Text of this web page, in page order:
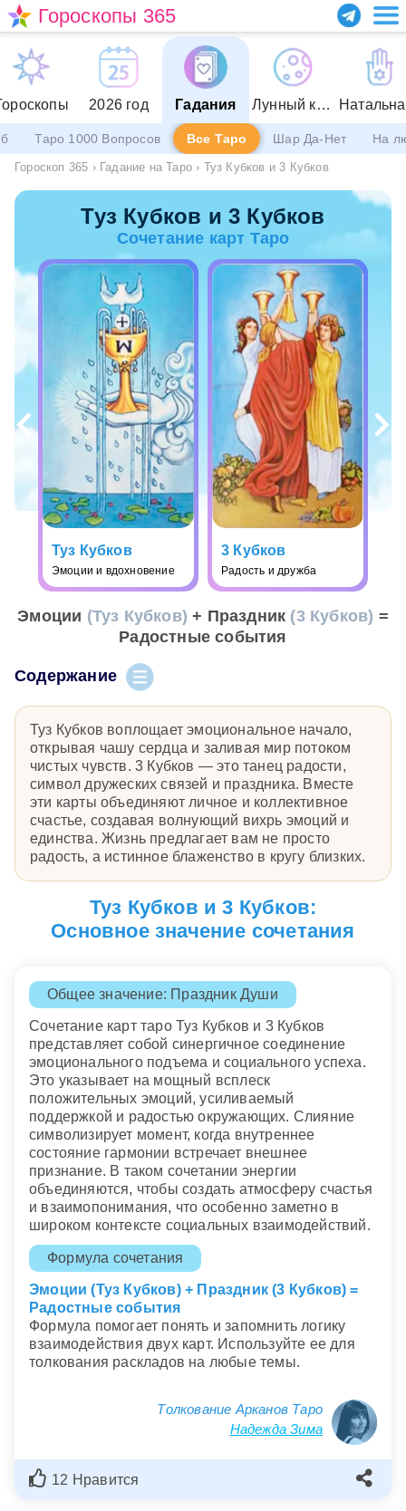
Гороскопы 365
2026 год Гадания Лунный календарь
Таро 1000 Вопросов Все Таро Шар Да-Нет На
Гороскоп 365 › Гадание на Таро › Туз Кубков и 3 Кубков
Туз Кубков и 3 Кубков
Сочетание карт Таро
Туз Кубков
Эмоции и вдохновение
3 Кубков
Радость и дружба
Эмоции (Туз Кубков) + Праздник (3 Кубков) =
Радостные события
Содержание
Туз Кубков воплощает эмоциональное начало,
открывая чашу сердца и заливая мир потоком
чистых чувств. 3 Кубков — это танец радости,
символ дружеских связей и праздника. Вместе
эти карты объединяют личное и коллективное
счастье, создавая волнующий вихрь эмоций и
единства. Жизнь предлагает вам не просто
радость, а истинное блаженство в кругу близких.
Туз Кубков и 3 Кубков:
Основное значение сочетания
Общее значение: Праздник Души
Сочетание карт таро Туз Кубков и 3 Кубков
представляет собой синергичное соединение
эмоционального подъема и социального успеха.
Это указывает на мощный всплеск
положительных эмоций, усиливаемый
поддержкой и радостью окружающих. Слияние
символизирует момент, когда внутреннее
состояние гармонии встречает внешнее
признание. В таком сочетании энергии
объединяются, чтобы создать атмосферу счастья
и взаимопонимания, что особенно заметно в
широком контексте социальных взаимодействий.
Формула сочетания
Эмоции (Туз Кубков) + Праздник (3 Кубков) =
Радостные события
Формула помогает понять и запомнить логику
взаимодействия двух карт. Используйте ее для
толкования раскладов на любые темы.
Толкование Арканов Таро
Надежда Зима
12 Нравится